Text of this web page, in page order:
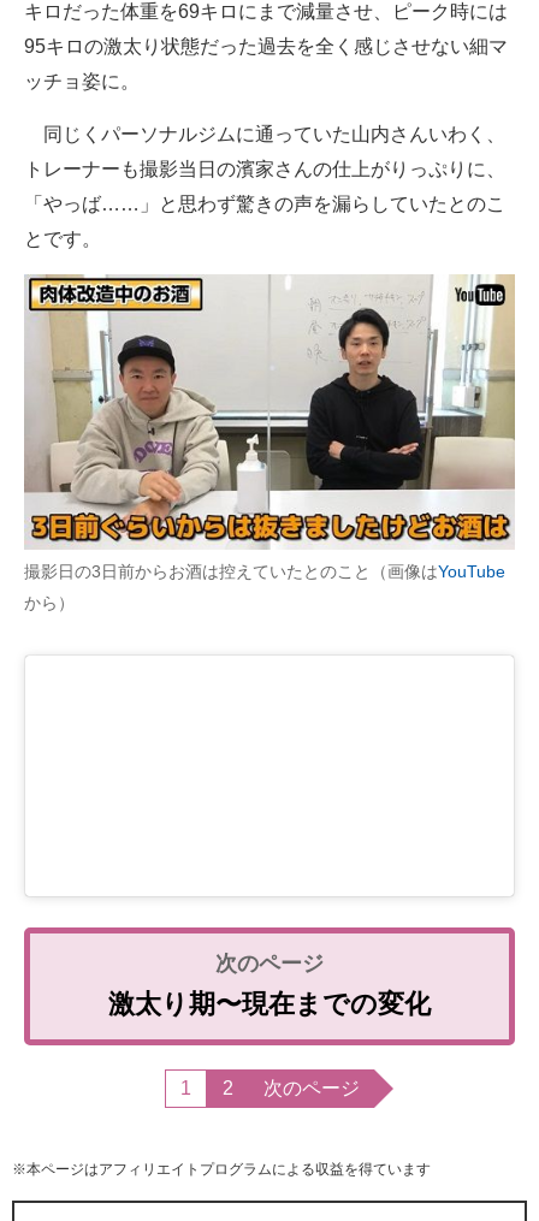
キロだった体重を69キロにまで減量させ、ピーク時には
95キロの激太り状態だった過去を全く感じさせない細マ
ッチョ姿に。
同じくパーソナルジムに通っていた山内さんいわく、
トレーナーも撮影当日の濱家さんの仕上がりっぷりに、
「やっば……」と思わず驚きの声を漏らしていたとのこ
とです。
撮影日の3日前からお酒は控えていたとのこと（画像はYouTube
から）
激太り期〜現在までの変化
1 2 次のページ
※本ページはアフィリエイトプログラムによる収益を得ています